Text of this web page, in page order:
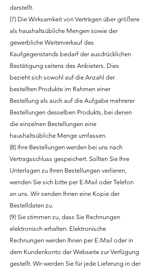
darstellt.
(7) Die Wirksamkeit von Verträgen über größere
als haushaltsübliche Mengen sowie der
gewerbliche Weiterverkauf des
Kaufgegenstands bedarf der ausdrücklichen
Bestätigung seitens des Anbieters. Dies
bezieht sich sowohl auf die Anzahl der
bestellten Produkte im Rahmen einer
Bestellung als auch auf die Aufgabe mehrerer
Bestellungen desselben Produkts, bei denen
die einzelnen Bestellungen eine
haushaltsübliche Menge umfassen.
(8) Ihre Bestellungen werden bei uns nach
Vertragsschluss gespeichert. Sollten Sie Ihre
Unterlagen zu Ihren Bestellungen verlieren,
wenden Sie sich bitte per E-Mail oder Telefon
an uns. Wir senden Ihnen eine Kopie der
Bestelldaten zu.
(9) Sie stimmen zu, dass Sie Rechnungen
elektronisch erhalten. Elektronische
Rechnungen werden Ihnen per E-Mail oder in
dem Kundenkonto der Webseite zur Verfügung
gestellt. Wir werden Sie für jede Lieferung in der